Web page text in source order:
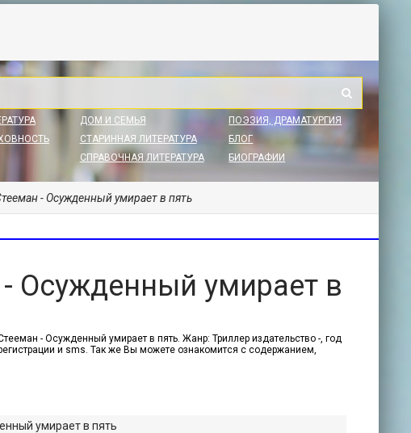
ДОМ И СЕМЬЯ
СТАРИННАЯ ЛИТЕРАТУРА
СПРАВОЧНАЯ ЛИТЕРАТУРА
ПОЭЗИЯ, ДРАМАТУРГИЯ
БЛОГ
БИОГРАФИИ
- Осужденный умирает в пять
Осужденный умирает в
- Осужденный умирает в пять. Жанр: Триллер издательство -, год
и sms. Так же Вы можете ознакомится с содержанием,
умирает в пять